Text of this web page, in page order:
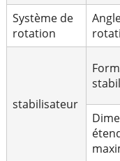
Système de
rotation
stabilisateur